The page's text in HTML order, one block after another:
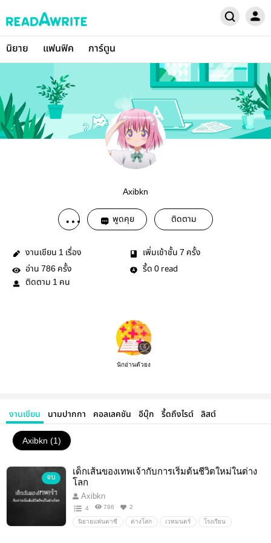
นิยาย แฟนฟิค การ์ตูน
Axibkn
พูดคุย ติดตาม
งานเขียน 1 เรื่อง เพิ่มเข้าชั้น 7 ครั้ง
อ่าน 786 ครั้ง รี้ด 0 read
ติดตาม 1 คน
นักอ่านตัวยง
งานเขียน นามปากกา คอลเลคชัน อีบุ๊ก รี้ดถึงไรต์ ลิสต์
Axibkn (1)
จบ
เด็กเส้นของเทพเจ้ากับการเริ่มต้นชีวิตใหม่ในต่าง
โลก
Axibkn
4 786 2
นิยายแฟนตาซี ต่างโลก เวทมนตร์ โรงเรียน